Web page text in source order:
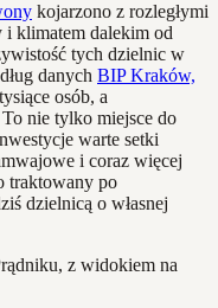
kojarzono z rozległymi
klimatem dalekim od
tych dzielnic w
danych BIP Kraków,
osób, a
nie tylko miejsce do
warte setki
i coraz więcej
traktowany po
dzielnicą o własnej